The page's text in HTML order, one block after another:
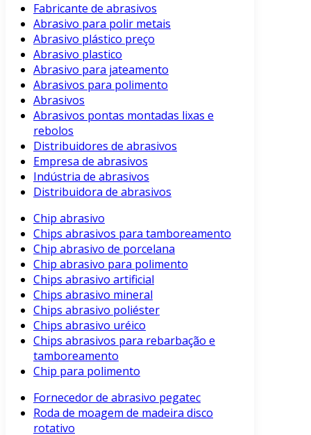
Fabricante de abrasivos
Abrasivo para polir metais
Abrasivo plástico preço
Abrasivo plastico
Abrasivo para jateamento
Abrasivos para polimento
Abrasivos
Abrasivos pontas montadas lixas e
rebolos
Distribuidores de abrasivos
Empresa de abrasivos
Indústria de abrasivos
Distribuidora de abrasivos
Chip abrasivo
Chips abrasivos para tamboreamento
Chip abrasivo de porcelana
Chip abrasivo para polimento
Chips abrasivo artificial
Chips abrasivo mineral
Chips abrasivo poliéster
Chips abrasivo uréico
Chips abrasivos para rebarbação e
tamboreamento
Chip para polimento
Fornecedor de abrasivo pegatec
Roda de moagem de madeira disco
rotativo